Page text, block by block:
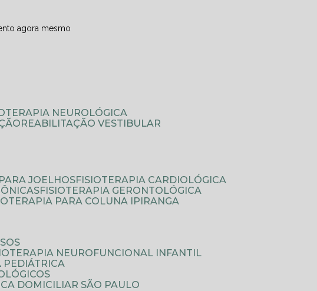
agora mesmo
NEUROLÓGICA
REABILITAÇÃO VESTIBULAR
JOELHOS
FISIOTERAPIA CARDIOLÓGICA
FISIOTERAPIA GERONTOLÓGICA
PARA COLUNA IPIRANGA
NEUROFUNCIONAL INFANTIL
PEDIÁTRICA
DOMICILIAR SÃO PAULO